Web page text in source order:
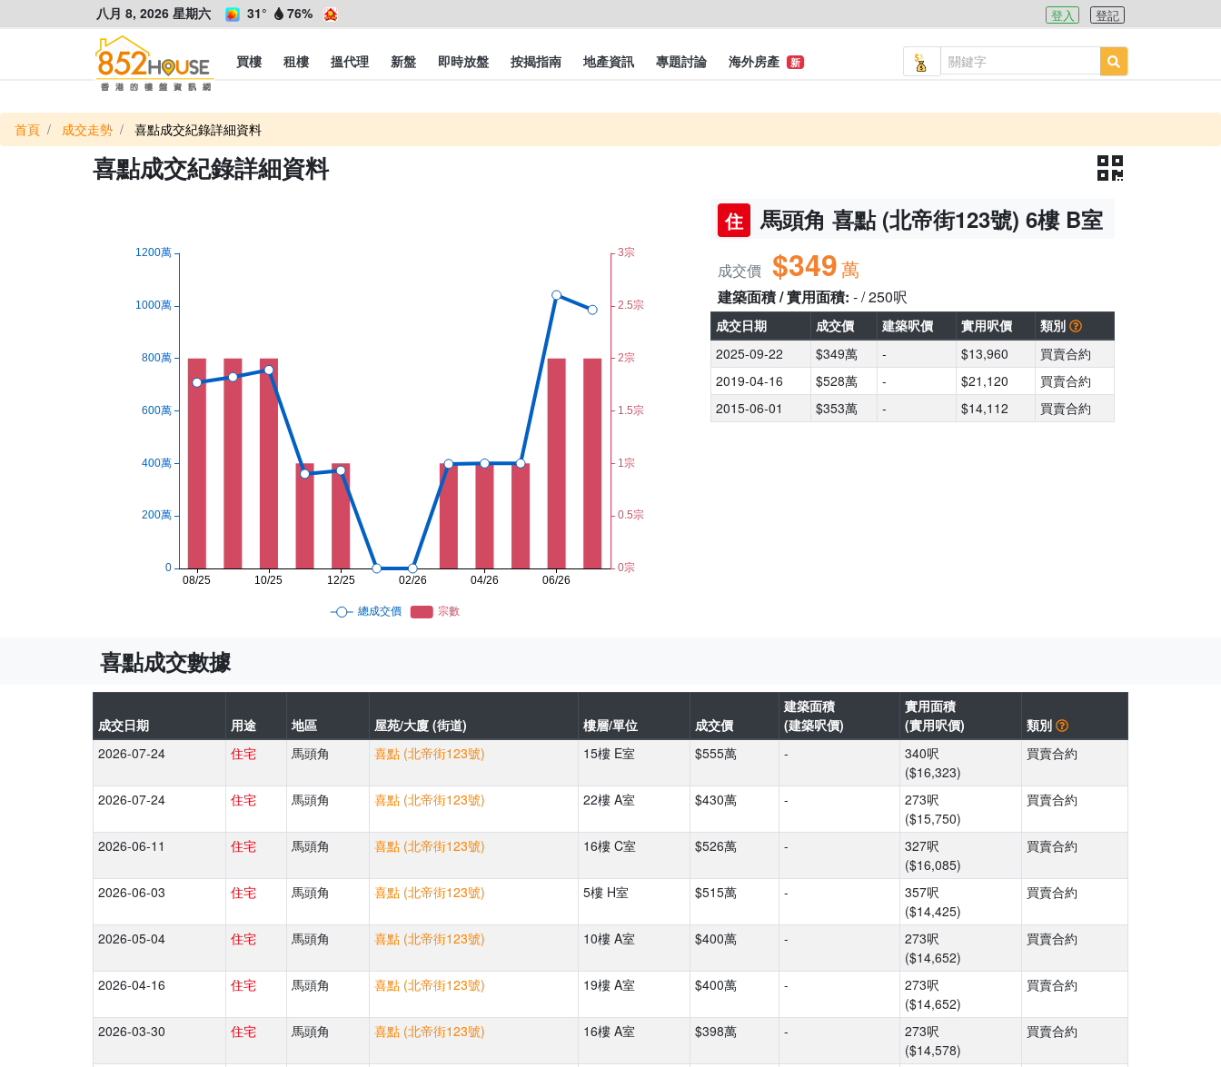
八月 8, 2026 星期六 31° 76% 登入 登記
買樓 租樓 搵代理 新盤 即時放盤 按揭指南 地產資訊 專題討論 海外房產 新
首頁 成交走勢 喜點成交紀錄詳細資料
喜點成交紀錄詳細資料
住 馬頭角 喜點 (北帝街123號) 6樓 B室
成交價 $349萬
建築面積 / 實用面積: - / 250呎
成交日期 成交價 建築呎價 實用呎價
類別
2025-09-22
$349萬 - $13,960
買賣合約
2019-04-16
$528萬 - $21,120
買賣合約
2015-06-01
$353萬 - $14,112 買賣合約
喜點成交數據
成交日期 用途 地區 屋苑/大廈 (街道) 樓層/單位 成交價
建築面積
(建築呎價)
實用面積
(實用呎價)
類別
2026-07-24
住宅 馬頭角 喜點 (北帝街123號) 15樓 E室 $555萬 -
340呎
($16,323)
買賣合約
2026-07-24 住宅 馬頭角 喜點 (北帝街123號) 22樓 A室 $430萬 -
273呎
($15,750)
買賣合約
2026-06-11 住宅 馬頭角 喜點 (北帝街123號) 16樓 C室 $526萬 -
327呎
($16,085)
買賣合約
2026-06-03 住宅 馬頭角 喜點 (北帝街123號) 5樓 H室 $515萬 -
357呎
($14,425)
買賣合約
2026-05-04 住宅 馬頭角 喜點 (北帝街123號) 10樓 A室 $400萬 -
273呎
($14,652)
買賣合約
2026-04-16 住宅 馬頭角 喜點 (北帝街123號) 19樓 A室 $400萬 -
273呎
($14,652)
買賣合約
2026-03-30 住宅 馬頭角 喜點 (北帝街123號) 16樓 A室 $398萬 -
273呎
($14,578)
買賣合約